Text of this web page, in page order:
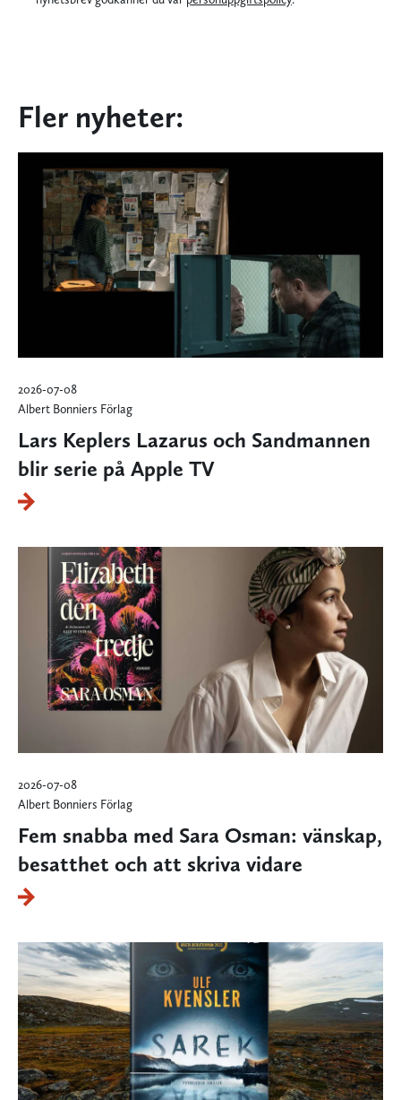
Fler nyheter:
2026-07-08
Albert Bonniers Förlag
Lars Keplers Lazarus och Sandmannen
blir serie på Apple TV
2026-07-08
Albert Bonniers Förlag
Fem snabba med Sara Osman: vänskap,
besatthet och att skriva vidare